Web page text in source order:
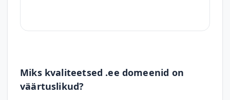
Miks kvaliteetsed .ee domeenid on
väärtuslikud?